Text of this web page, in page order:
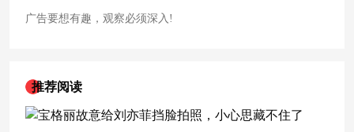
广告要想有趣，观察必须深入!
推荐阅读